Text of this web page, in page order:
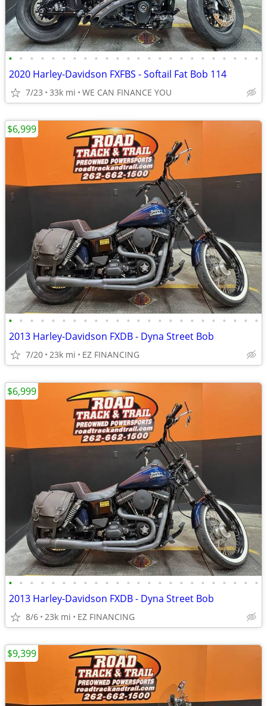
• • • • • • • • • • • • • • • • • • • • • • • •
2020 Harley-Davidson FXFBS - Softail Fat Bob 114
7/23 33k mi WE CAN FINANCE YOU
• • • • • • • • • • • • • • • • • • • • • • • •
2013 Harley-Davidson FXDB - Dyna Street Bob
7/20 23k mi EZ FINANCING
$6,999
• • • • • • • • • • • • • • • • • • • • • • • •
2013 Harley-Davidson FXDB - Dyna Street Bob
8/6 23k mi EZ FINANCING
$6,999
$9,399